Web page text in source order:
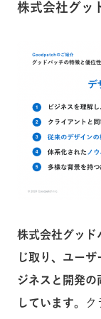
株式会社グッ
株式会社グッド
じ取り、ユー
ジネスと開発の
しています。
ク